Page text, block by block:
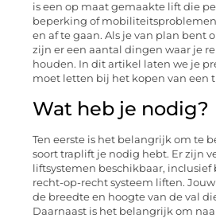
is een op maat gemaakte lift die
beperking of
en af te gaan. Als je van plan bent
zijn er een aantal dingen waar je
houden. In dit artikel laten we je
moet letten bij het kopen van een
Wat heb je nodig?
Ten eerste is het belangrijk om te
soort traplift je nodig hebt. Er zijn
liftsystemen beschikbaar,
recht-op-recht systeem liften.
de breedte en hoogte van de val
Daarnaast is het belangrijk om